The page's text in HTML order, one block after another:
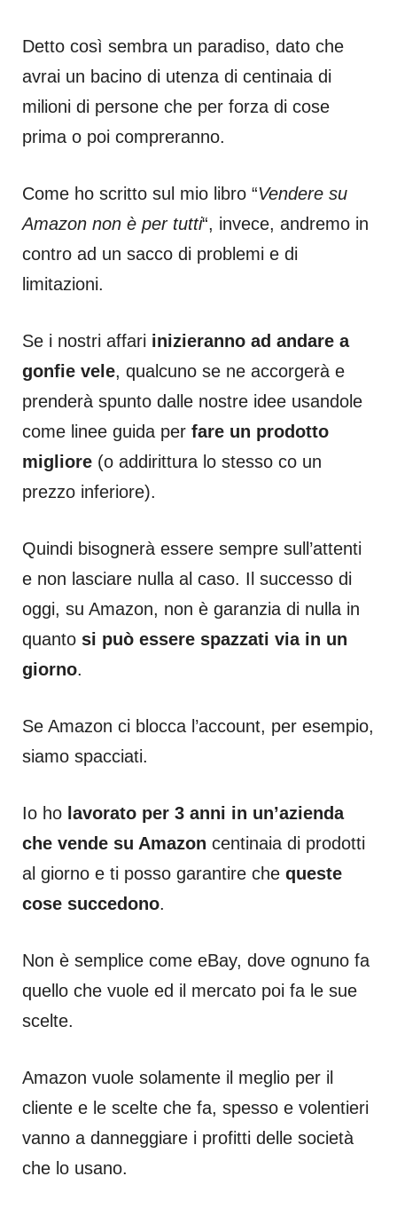
Detto così sembra un paradiso, dato che
avrai un bacino di utenza di centinaia di
milioni di persone che per forza di cose
prima o poi compreranno.
Come ho scritto sul mio libro “Vendere su
Amazon non è per tutti“, invece, andremo in
contro ad un sacco di problemi e di
limitazioni.
Se i nostri affari inizieranno ad andare a
gonfie vele, qualcuno se ne accorgerà e
prenderà spunto dalle nostre idee usandole
come linee guida per fare un prodotto
migliore (o addirittura lo stesso co un
prezzo inferiore).
Quindi bisognerà essere sempre sull’attenti
e non lasciare nulla al caso. Il successo di
oggi, su Amazon, non è garanzia di nulla in
quanto si può essere spazzati via in un
giorno.
Se Amazon ci blocca l’account, per esempio,
siamo spacciati.
Io ho lavorato per 3 anni in un’azienda
che vende su Amazon centinaia di prodotti
al giorno e ti posso garantire che queste
cose succedono.
Non è semplice come eBay, dove ognuno fa
quello che vuole ed il mercato poi fa le sue
scelte.
Amazon vuole solamente il meglio per il
cliente e le scelte che fa, spesso e volentieri
vanno a danneggiare i profitti delle società
che lo usano.